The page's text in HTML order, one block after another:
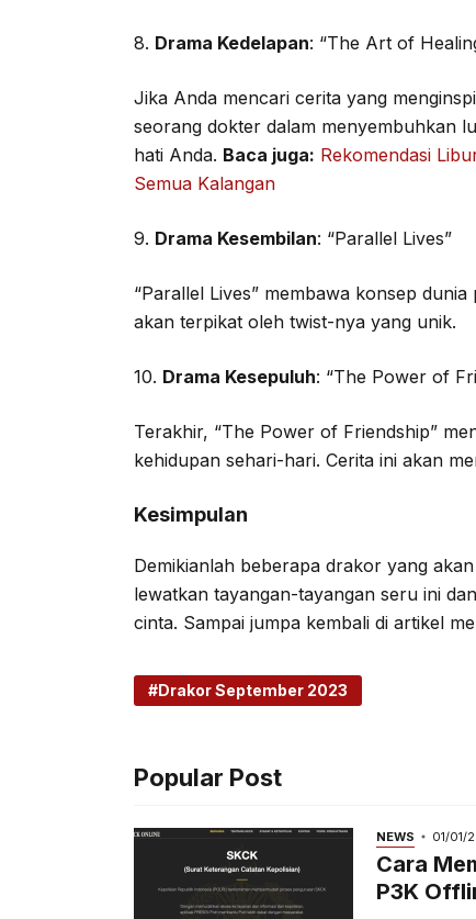
8. Drama Kedelapan: “The Art of
Jika Anda mencari cerita yang
seorang dokter dalam menyembuhkan
hati Anda. Baca juga: Rekomendasi
Semua Kalangan
9. Drama Kesembilan: “Parallel Lives”
“Parallel Lives” membawa konsep
akan terpikat oleh twist-nya yang unik.
10. Drama Kesepuluh: “The Power of
Terakhir, “The Power of Friendship”
kehidupan sehari-hari. Cerita ini akan
Kesimpulan
Demikianlah beberapa drakor yang
lewatkan tayangan-tayangan seru ini
cinta. Sampai jumpa kembali di artikel
Drakor September 2023
Popular Post
NEWS 01/01/
Cara
P3K